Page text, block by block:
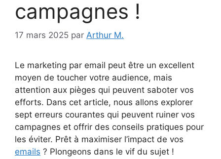
campagnes !
17 mars 2025 par Arthur M.
Le marketing par email peut être un excellent
moyen de toucher votre audience, mais
attention aux pièges qui peuvent saboter vos
efforts. Dans cet article, nous allons explorer
sept erreurs courantes qui peuvent ruiner vos
campagnes et offrir des conseils pratiques pour
les éviter. Prêt à maximiser l’impact de vos
emails ? Plongeons dans le vif du sujet !